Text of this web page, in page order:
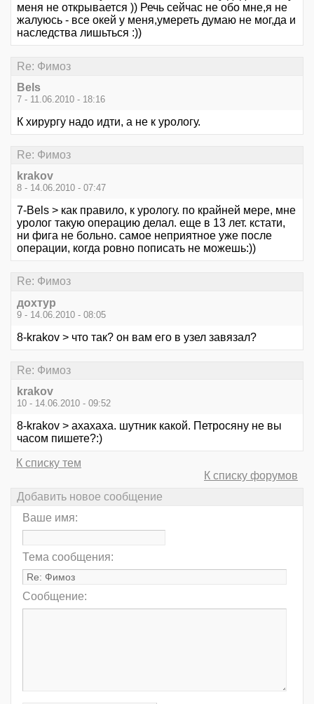
меня не открывается )) Речь сейчас не обо мне,я не
жалуюсь - все окей у меня,умереть думаю не мог,да и
наследства лишьться :))
Re: Фимоз
Bels
7 - 11.06.2010 - 18:16
К хирургу надо идти, а не к урологу.
Re: Фимоз
krakov
8 - 14.06.2010 - 07:47
7-Bels > как правило, к урологу. по крайней мере, мне
уролог такую операцию делал. еще в 13 лет. кстати,
ни фига не больно. самое неприятное уже после
операции, когда ровно пописать не можешь:))
Re: Фимоз
дохтур
9 - 14.06.2010 - 08:05
8-krakov > что так? он вам его в узел завязал?
Re: Фимоз
krakov
10 - 14.06.2010 - 09:52
8-krakov > ахахаха. шутник какой. Петросяну не вы
часом пишете?:)
К списку тем
К списку форумов
Добавить новое сообщение
Ваше имя:
Тема сообщения:
Сообщение: